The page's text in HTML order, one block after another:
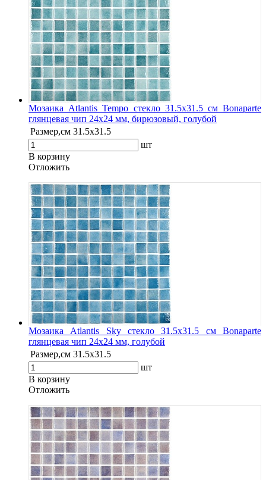
Мозаика Atlantis Tempo стекло 31.5х31.5 см Bonaparte
глянцевая чип 24х24 мм, бирюзовый, голубой
Размер,см 31.5х31.5
шт
В корзину
Oтложить
Мозаика Atlantis Sky стекло 31.5х31.5 см Bonaparte
глянцевая чип 24х24 мм, голубой
Размер,см 31.5х31.5
шт
В корзину
Oтложить